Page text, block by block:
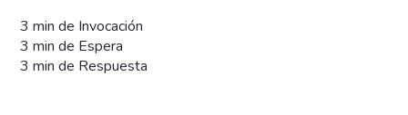
3 min de Invocación
3 min de Espera
3 min de Respuesta